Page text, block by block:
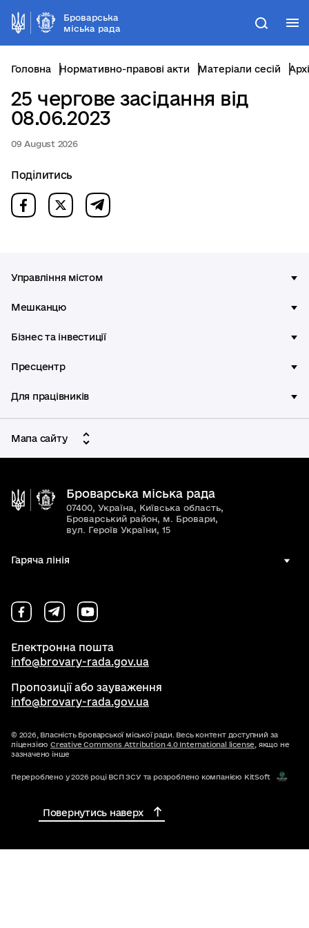
Броварська
міська рада
Пошук
Головна Нормативно-правові акти Матеріали сесій
25 чергове засідання від
08.06.2023
09 August 2026
Поділитись
Управління містом
Мешканцю
Бізнес та інвестиції
Пресцентр
Для працівників
Мапа сайту
Броварська міська рада
07400, Україна, Київська область,
Броварський район, м. Бровари,
вул. Героїв України, 15
Гаряча лінія
Електронна пошта
info@brovary-rada.gov.ua
Пропозиції або зауваження
info@brovary-rada.gov.ua
© 2026, Власність Броварської міської ради. Весь контент доступний за
ліцензією Creative Commons Attribution 4.0 International license , якщо не
зазначено інше
Перероблено у 2026 році ВСП ЗСУ та розроблено компанією KitSoft
Повернутись наверх